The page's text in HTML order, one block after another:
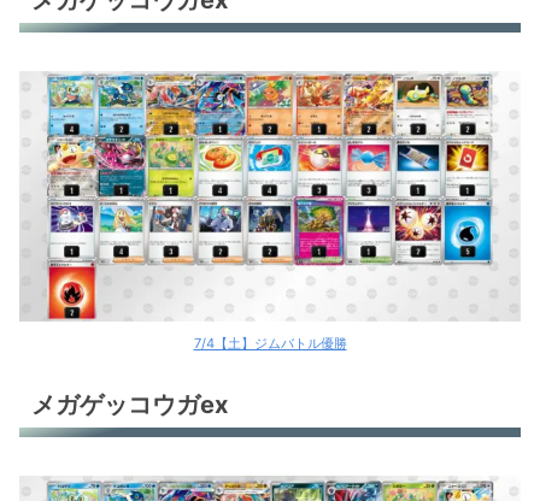
7/4【土】ジムバトル優勝
メガゲッコウガex